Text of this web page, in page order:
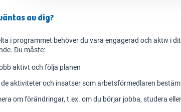
av dig?
i programmet behöver du vara engagerad och aktiv i
Du måste:
aktivt och följa planen
de aktiviteter och insatser som arbetsförmedlaren
om förändringar, t.ex. om du börjar jobba, studera